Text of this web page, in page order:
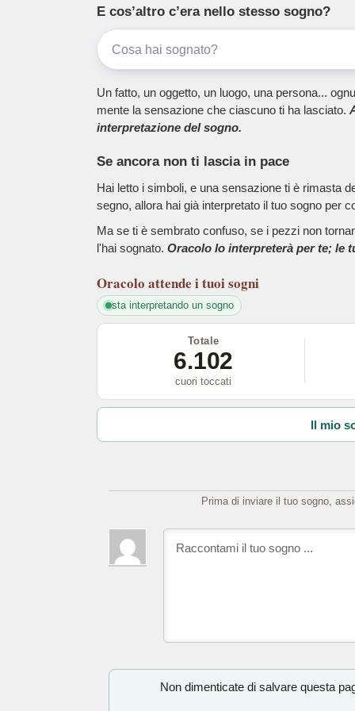
E cos’altro c’era nello stesso sogno?
Un fatto, un oggetto, un luogo, una persona...
mente la sensazione che ciascuno ti ha lasciato.
interpretazione del sogno.
Se ancora non ti lascia in pace
Hai letto i simboli, e una sensazione ti è rimasta
segno, allora hai già interpretato il tuo sogno per
Ma se ti è sembrato confuso, se i pezzi non
l'hai sognato. Oracolo lo interpreterà per te; le
Oracolo attende i tuoi sogni
sta interpretando un sogno
Totale
6.102
cuori toccati
Il mio
Prima di inviare il tuo sogno,
Non dimenticate di salvare questa